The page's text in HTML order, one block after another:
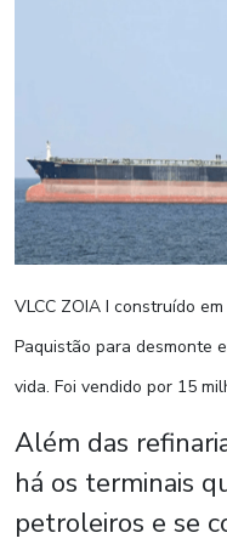
VLCC ZOIA I construído
Paquistão para desmonte
vida. Foi vendido por 15
Além das
há os terminais
petroleiros e se